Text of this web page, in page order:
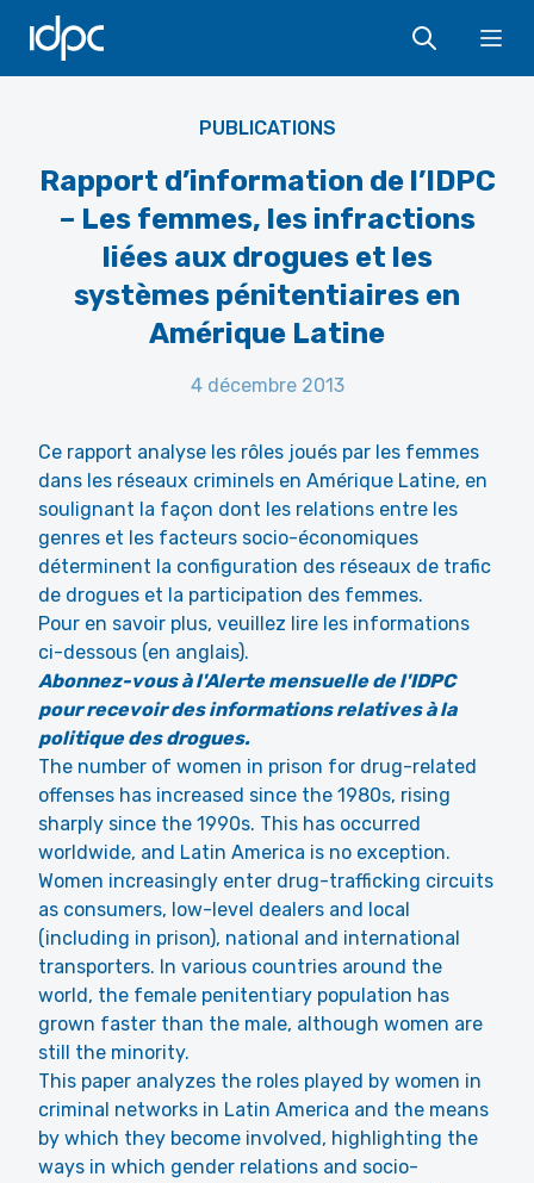
IDPC
PUBLICATIONS
Rapport d’information de l’IDPC
– Les femmes, les infractions
liées aux drogues et les
systèmes pénitentiaires en
Amérique Latine
4 décembre 2013
Ce rapport analyse les rôles joués par les femmes
dans les réseaux criminels en Amérique Latine, en
soulignant la façon dont les relations entre les
genres et les facteurs socio-économiques
déterminent la configuration des réseaux de trafic
de drogues et la participation des femmes.
Pour en savoir plus, veuillez lire les informations
ci-dessous (en anglais).
Abonnez-vous à l'Alerte mensuelle de l'IDPC
pour recevoir des informations relatives à la
politique des drogues.
The number of women in prison for drug-related
offenses has increased since the 1980s, rising
sharply since the 1990s. This has occurred
worldwide, and Latin America is no exception.
Women increasingly enter drug-trafficking circuits
as consumers, low-level dealers and local
(including in prison), national and international
transporters. In various countries around the
world, the female penitentiary population has
grown faster than the male, although women are
still the minority.
This paper analyzes the roles played by women in
criminal networks in Latin America and the means
by which they become involved, highlighting the
ways in which gender relations and socio-